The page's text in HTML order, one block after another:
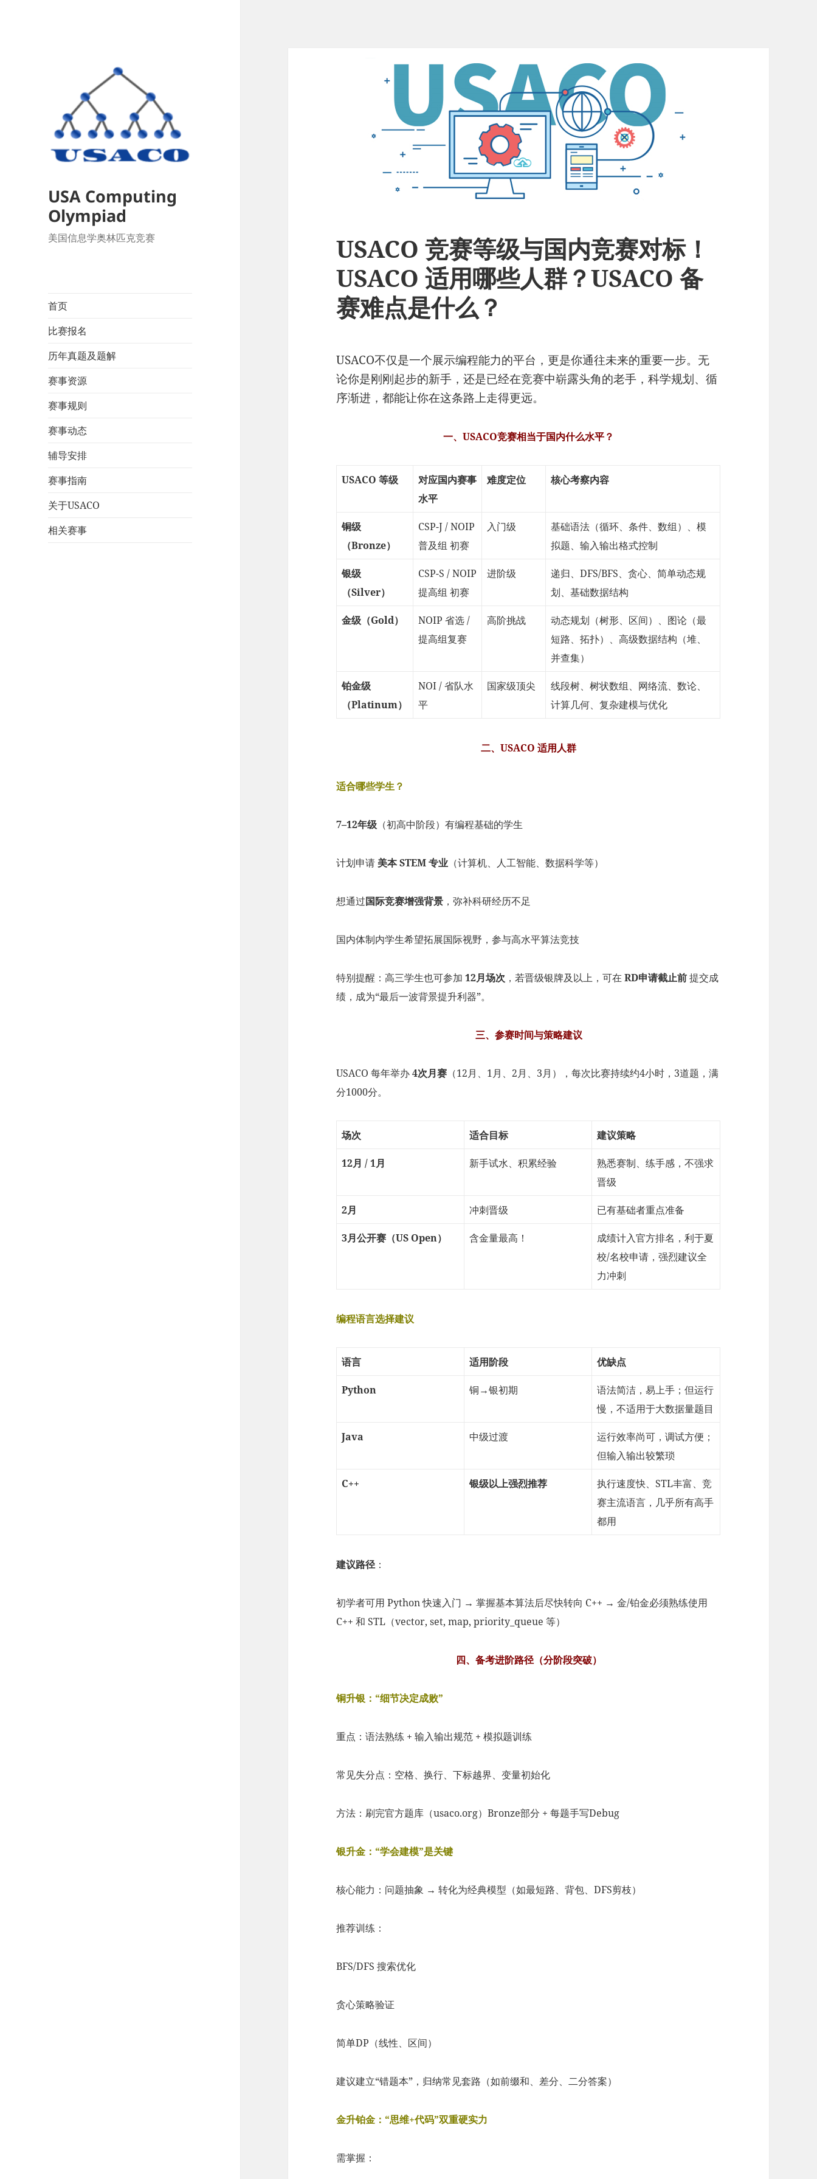
USA Computing
Olympiad
美国信息学奥林匹克竞赛
首页
比赛报名
历年真题及题解
赛事资源
赛事规则
赛事动态
辅导安排
赛事指南
关于USACO
相关赛事
USACO 竞赛等级与国内竞赛对标！
USACO 适用哪些人群？USACO 备
赛难点是什么？
USACO不仅是一个展示编程能力的平台，更是你通往未来的重要一步。无
论你是刚刚起步的新手，还是已经在竞赛中崭露头角的老手，科学规划、循
序渐进，都能让你在这条路上走得更远。
一、USACO竞赛相当于国内什么水平？
USACO 等级
对应国内赛事
水平
难度定位 核心考察内容
铜级
（Bronze）
CSP-J / NOIP
普及组 初赛
入门级
基础语法（循环、条件、数组）、模
拟题、输入输出格式控制
银级
（Silver）
CSP-S / NOIP
提高组 初赛
进阶级
递归、DFS/BFS、贪心、简单动态规
划、基础数据结构
金级（Gold）
NOIP 省选 /
提高组复赛
高阶挑战
动态规划（树形、区间）、图论（最
短路、拓扑）、高级数据结构（堆、
并查集）
铂金级
（Platinum）
NOI / 省队水
平
国家级顶尖
线段树、树状数组、网络流、数论、
计算几何、复杂建模与优化
二、USACO 适用人群
适合哪些学生？
7–12年级 （初高中阶段）有编程基础的学生
计划申请 美本 STEM 专业 （计算机、人工智能、数据科学等）
想通过国际竞赛增强背景 ，弥补科研经历不足
国内体制内学生希望拓展国际视野，参与高水平算法竞技
特别提醒：高三学生也可参加12月场次 ，若晋级银牌及以上，可在RD申请截止前提交成
绩，成为“最后一波背景提升利器”。
三、参赛时间与策略建议
USACO 每年举办4次月赛 （12月、1月、2月、3月），每次比赛持续约4小时，3道题，满
分1000分。
场次 适合目标 建议策略
12月 / 1月 新手试水、积累经验
熟悉赛制、练手感，不强求
晋级
2月 冲刺晋级 已有基础者重点准备
3月公开赛（US Open） 含金量最高！
成绩计入官方排名，利于夏
校/名校申请，强烈建议全
力冲刺
编程语言选择建议
语言 适用阶段 优缺点
Python 铜→银初期
语法简洁，易上手；但运行
慢，不适用于大数据量题目
Java 中级过渡
运行效率尚可，调试方便；
但输入输出较繁琐
C++ 银级以上强烈推荐
执行速度快、STL丰富、竞
赛主流语言，几乎所有高手
都用
建议路径：
初学者可用 Python 快速入门 → 掌握基本算法后尽快转向 C++ → 金/铂金必须熟练使用
C++ 和 STL（vector, set, map, priority_queue 等）
四、备考进阶路径（分阶段突破）
铜升银：“细节决定成败”
重点：语法熟练 + 输入输出规范 + 模拟题训练
常见失分点：空格、换行、下标越界、变量初始化
方法：刷完官方题库（usaco.org）Bronze部分 + 每题手写Debug
银升金：“学会建模”是关键
核心能力：问题抽象 → 转化为经典模型（如最短路、背包、DFS剪枝）
推荐训练：
BFS/DFS 搜索优化
贪心策略验证
简单DP（线性、区间）
建议建立“错题本”，归纳常见套路（如前缀和、差分、二分答案）
金升铂金：“思维+代码”双重硬实力
需掌握：